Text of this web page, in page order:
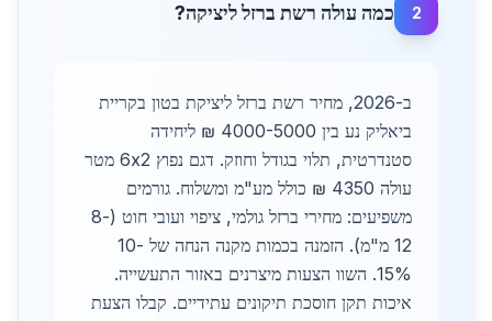
2 כמה עולה רשת ברזל ליציקה?
ב-2026, מחיר רשת ברזל ליציקת בטון בקריית
ביאליק נע בין 4000-5000 ₪ ליחידה
סטנדרטית, תלוי בגודל וחוזק. דגם נפוץ 6x2 מטר
עולה 4350 ₪ כולל מע"מ ומשלוח. גורמים
משפיעים: מחירי ברזל גולמי, ציפוי ועובי חוט (8-
12 מ"מ). הזמנה בכמות מקנה הנחה של 10-
15%. השוו הצעות מיצרנים באזור התעשייה.
איכות תקן חוסכת תיקונים עתידיים. קבלו הצעת